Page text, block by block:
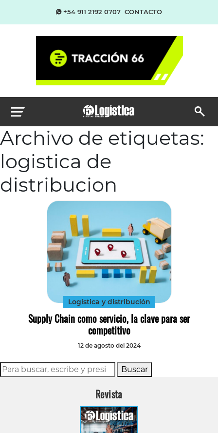
+54 911 2192 0707 CONTACTO
Archivo de etiquetas:
logistica de
distribucion
Logística y distribución
Supply Chain como servicio, la clave para ser
competitivo
12 de agosto del 2024
Buscar
Revista